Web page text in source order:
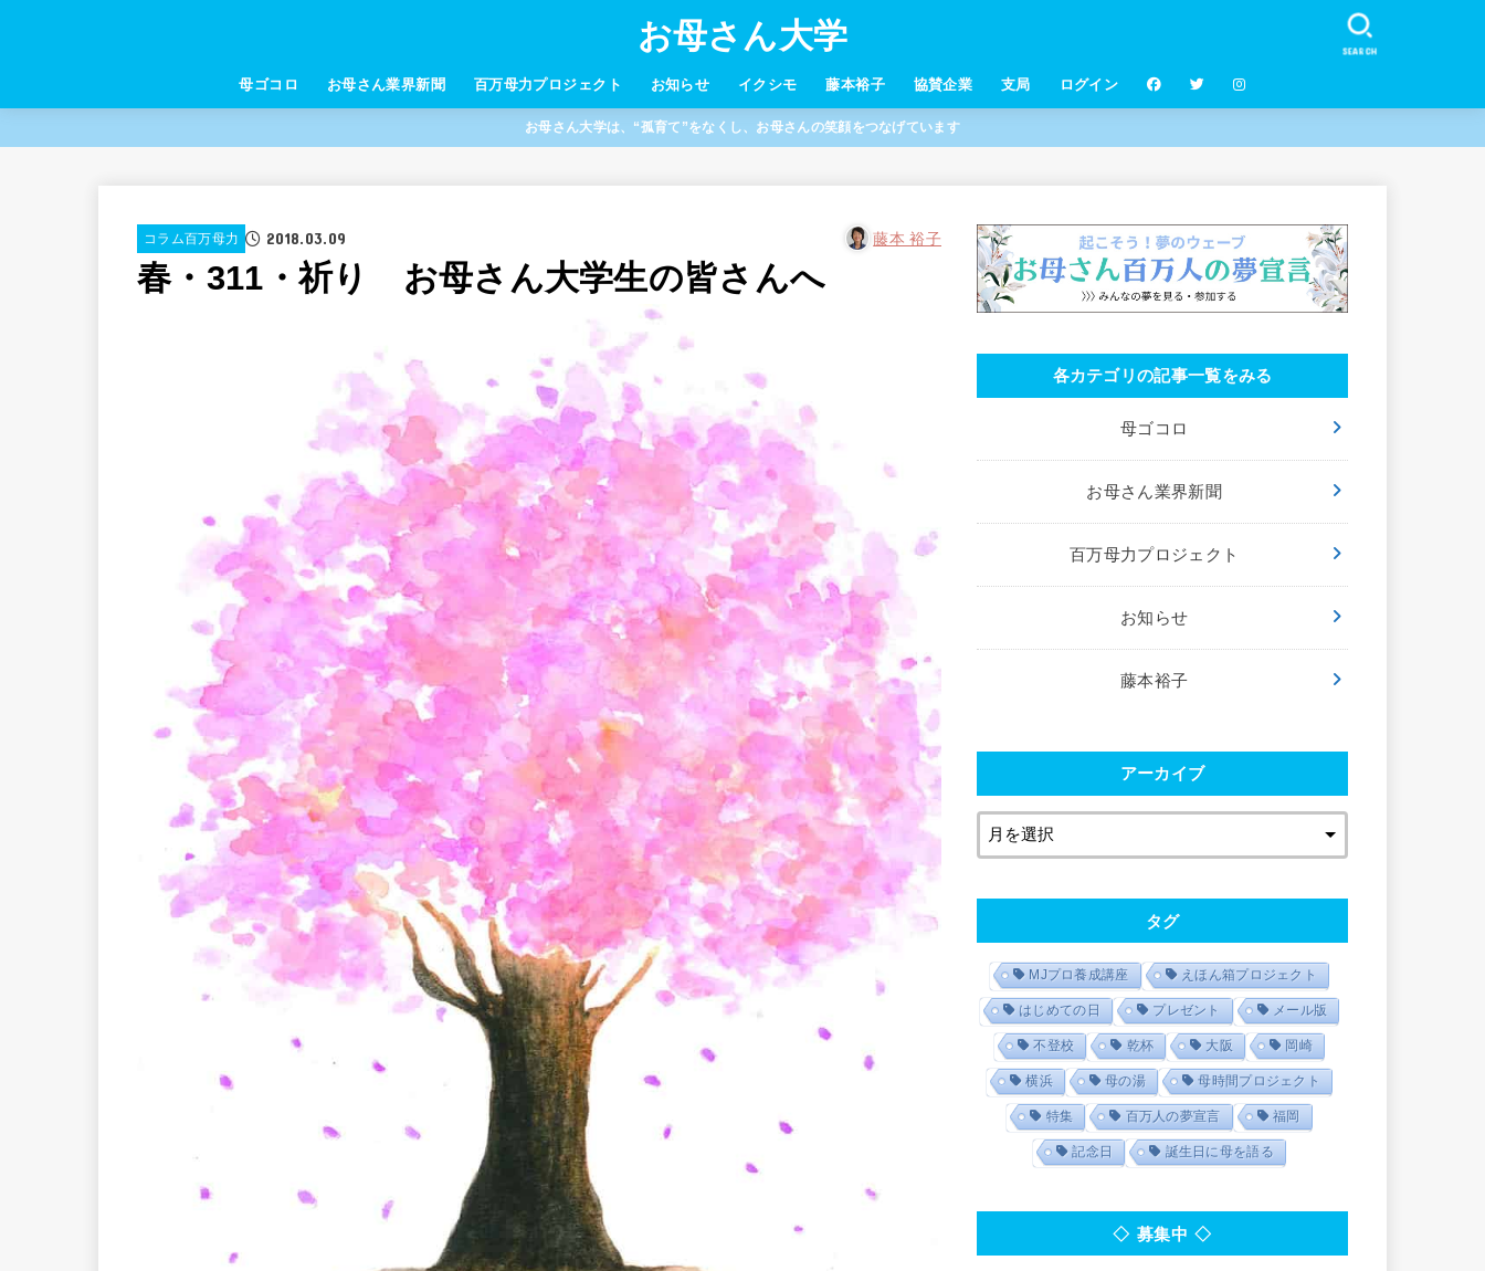
お母さん大学
母ゴコロ お母さん業界新聞 百万母力プロジェクト お知らせ イクシモ 藤本裕子 協賛企業 支局 ログイン
SEARCH
お母さん大学は、“孤育て”をなくし、お母さんの笑顔をつなげています
コラム百万母力 2018.03.09 藤本 裕子
春・311・祈り お母さん大学生の皆さんへ
各カテゴリの記事一覧をみる
母ゴコロ
お母さん業界新聞
百万母力プロジェクト
お知らせ
藤本裕子
アーカイブ
タグ
MJプロ養成講座 えほん箱プロジェクト
はじめての日 プレゼント メール版
不登校 乾杯 大阪 岡崎
横浜 母の湯 母時間プロジェクト
特集 百万人の夢宣言 福岡
記念日 誕生日に母を語る
◇ 募集中 ◇